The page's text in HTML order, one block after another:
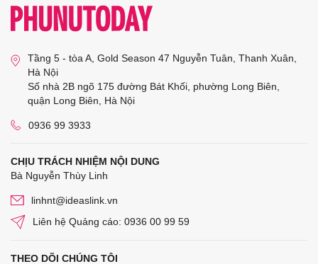
Tầng 5 - tòa A, Gold Season 47 Nguyễn Tuân, Thanh Xuân,
Hà Nội
Số nhà 2B ngõ 175 đường Bát Khối, phường Long Biên,
quận Long Biên, Hà Nội
0936 99 3933
CHỊU TRÁCH NHIỆM NỘI DUNG
Bà Nguyễn Thùy Linh
linhnt@ideaslink.vn
Liên hệ Quảng cáo: 0936 00 99 59
THEO DÕI CHÚNG TÔI